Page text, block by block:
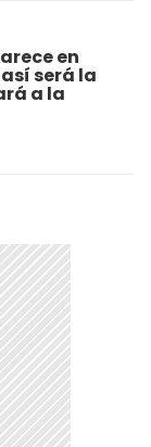
en
será la
a la